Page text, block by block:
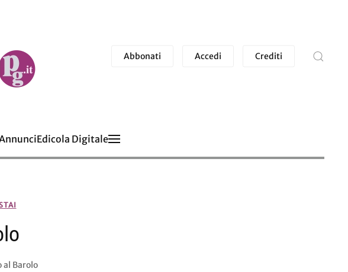
Abbonati Accedi Crediti
Edicola Digitale
al Barolo